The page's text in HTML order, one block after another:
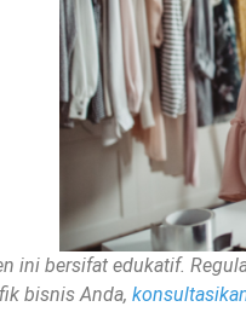
ini bersifat edukatif.
bisnis Anda,